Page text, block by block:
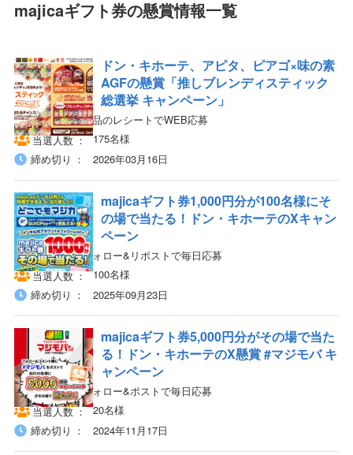
majicaギフト券の懸賞情報一覧
ドン・キホーテ、アピタ、ピアゴ×味の素
AGFの懸賞「推しブレンディスティック
総選挙 キャンペーン」
対象店舗×対象商品のレシートでWEB応募
当選人数
175名様
締め切り
2026年03月16日
majicaギフト券1,000円分が100名様にそ
の場で当たる！ドン・キホーテのXキャン
ペーン
X（旧Twitter）フォロー&リポストで毎日応募
当選人数
100名様
締め切り
2025年09月23日
majicaギフト券5,000円分がその場で当た
る！ドン・キホーテのX懸賞 #マジモバ キ
ャンペーン
X（旧Twitter）フォロー&ポストで毎日応募
当選人数
20名様
締め切り
2024年11月17日